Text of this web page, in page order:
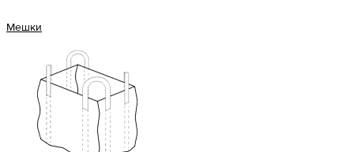
Мешки